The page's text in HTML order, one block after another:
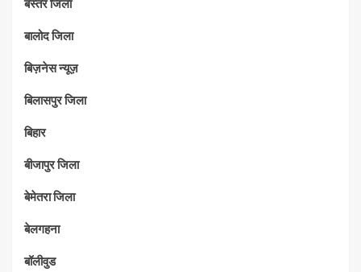
बस्तर जिला
बालोद जिला
बिज़नेस न्यूज़
बिलासपुर जिला
बिहार
बीजापुर जिला
बेमेतरा जिला
बेलगहना
बॉलीवुड